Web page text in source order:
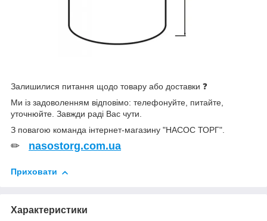
Залишилися питання щодо товару або доставки ❓
Ми із задоволенням відповімо: телефонуйте, питайте,
уточнюйте. Завжди раді Вас чути.
З повагою команда інтернет-магазину "НАСОС ТОРГ".
✏ nasostorg.com.ua
Приховати
Характеристики